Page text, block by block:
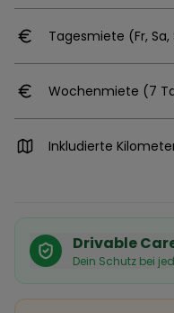
Tagesmiete (Fr, Sa,
Wochenmiete (7
Inkludierte
Drivable
Dein Schutz bei
Käuferschutz